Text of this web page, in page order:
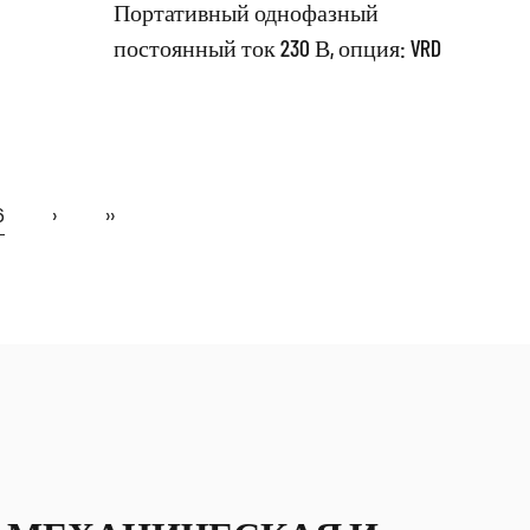
специальной конструкции с
уникальной схемой и структурой. С
Портативный однофазный
постоянный ток 230 В, опция: VRD
› ››